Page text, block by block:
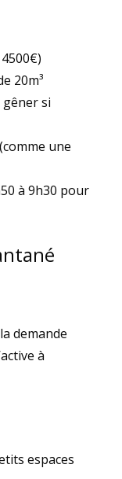
20m³
si
(comme une
à 9h30 pour
demande
à
espaces